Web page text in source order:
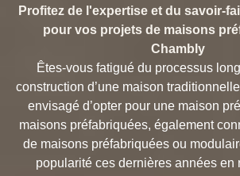
Profitez de l'expertise et du savoir-
pour vos projets de maisons
Chambly
Êtes-vous fatigué du processus
construction d’une maison
envisagé d’opter pour une maison
maisons préfabriquées, également
de maisons préfabriquées ou
popularité ces dernières années en